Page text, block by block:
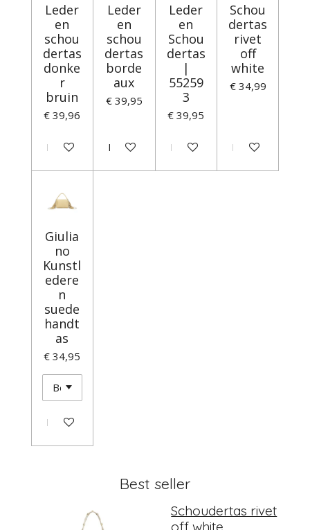
Leder
en
schou
dertas
donke
r
bruin
€ 39,96
In winkelwagen
Leder
en
schou
dertas
borde
aux
€ 39,95
In winkelwagen
Leder
en
Schou
dertas
|
55259
3
€ 39,95
In winkelwagen
Schou
dertas
rivet
off
white
€ 34,99
In winkelwagen
Giulia
no
Kunstl
edere
n
suede
handt
as
€ 34,95
In winkelwagen
Best seller
Schoudertas rivet